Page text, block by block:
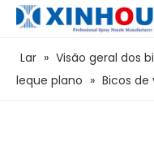
Lar » Visão geral dos
leque plano » Bicos de